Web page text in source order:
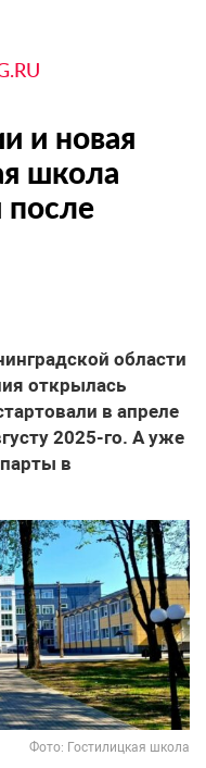
и новая
школа
после
области
открылась
в апреле
2025-го. А уже
в
Фото: Гостилицкая школа